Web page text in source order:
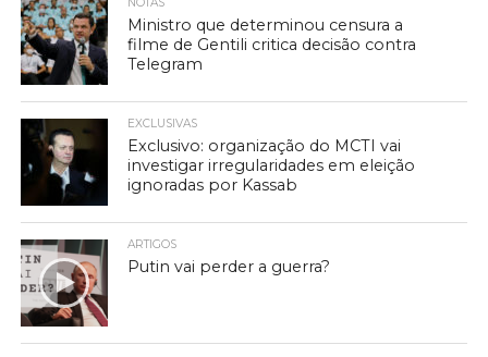
Ministro que determinou censura a
filme de Gentili critica decisão contra
Telegram
EXCLUSIVAS
Exclusivo: organização do MCTI vai
investigar irregularidades em eleição
ignoradas por Kassab
ARTIGOS
Putin vai perder a guerra?